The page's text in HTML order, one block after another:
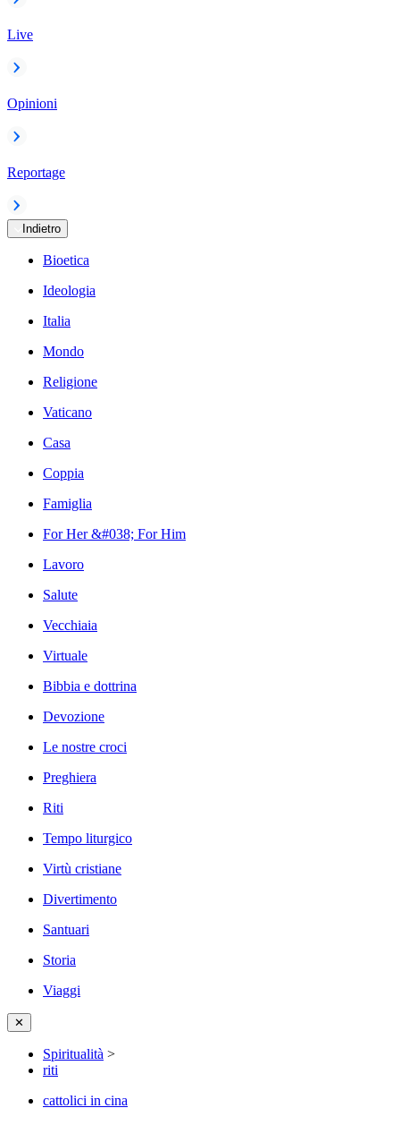
Live
Opinioni
Reportage
Indietro
Bioetica
Ideologia
Italia
Mondo
Religione
Vaticano
Casa
Coppia
Famiglia
For Her &#038; For Him
Lavoro
Salute
Vecchiaia
Virtuale
Bibbia e dottrina
Devozione
Le nostre croci
Preghiera
Riti
Tempo liturgico
Virtù cristiane
Divertimento
Santuari
Storia
Viaggi
✕
Spiritualità >
riti
cattolici in cina